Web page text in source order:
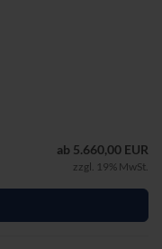
ab 5.660,00 EUR
zzgl. 19% MwSt.